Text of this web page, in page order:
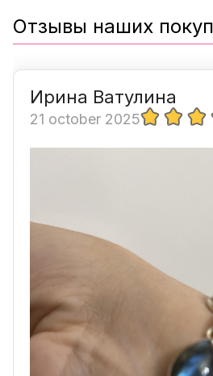
Отзывы наших
Ирина Ватулина
21 october 2025